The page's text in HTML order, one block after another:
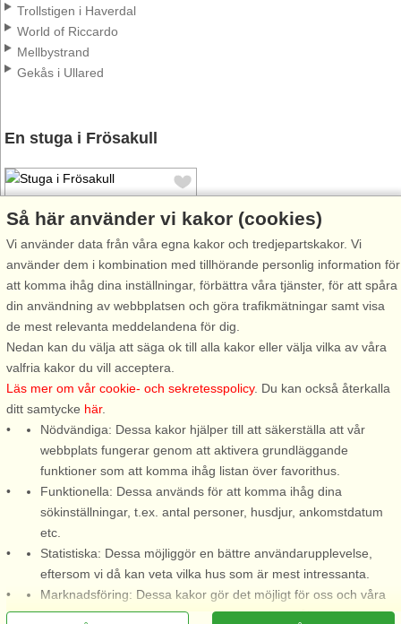
Trollstigen i Haverdal
World of Riccardo
Mellbystrand
Gekås i Ullared
En stuga i Frösakull
Stugnr: 57267
Frösakull
6 personer, 75 m²
900 m till sjö/hav:.
bekvämt avstånd till Tylösands
vackra, vita sandstränder. Här
bor familjen perfekt. Tomten är
flera härliga uteplatser, ...
från 9.290 SEK
Så här använder vi kakor (cookies)
Vi använder data från våra egna kakor och tredjepartskakor. Vi
använder dem i kombination med tillhörande personlig information för
att komma ihåg dina inställningar, förbättra våra tjänster, för att spåra
din användning av webbplatsen och göra trafikmätningar samt visa
de mest relevanta meddelandena för dig.
Nedan kan du välja att säga ok till alla kakor eller välja vilka av våra
valfria kakor du vill acceptera.
Läs mer om vår cookie- och sekretesspolicy. Du kan också återkalla
ditt samtycke här.
Nödvändiga: Dessa kakor hjälper till att säkerställa att vår
webbplats fungerar genom att aktivera grundläggande
funktioner som att komma ihåg listan över favorithus.
Funktionella: Dessa används för att komma ihåg dina
sökinställningar, t.ex. antal personer, husdjur, ankomstdatum
etc.
Statistiska: Dessa möjliggör en bättre användarupplevelse,
eftersom vi då kan veta vilka hus som är mest intressanta.
Marknadsföring: Dessa kakor gör det möjligt för oss och våra
partners att leverera det mest relevanta innehållet till dig.